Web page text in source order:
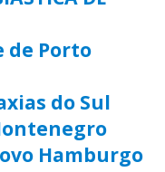
de Porto
do Sul
Hamburgo